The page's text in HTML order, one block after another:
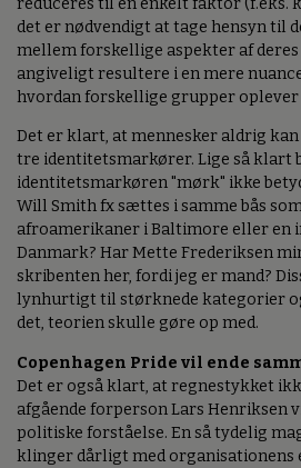
reduceres til én enkelt faktor (f.eks.
det er nødvendigt at tage hensyn til
mellem forskellige aspekter af
angiveligt resultere i en mere
hvordan forskellige grupper
Det er klart, at mennesker aldrig
tre identitetsmarkører. Lige så klart
identitetsmarkøren "mørk" ikke
Will Smith fx sættes i samme bås
afroamerikaner i Baltimore eller en
Danmark? Har Mette Frederiksen
skribenten her, fordi jeg er mand?
lynhurtigt til størknede kategorier
det, teorien skulle gøre op med.
Copenhagen Pride vil ende
Det er også klart, at regnestykket
afgående forperson Lars Henriksen
politiske forståelse. En så tydelig
klinger dårligt med organisationens